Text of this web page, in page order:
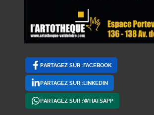
PARTAGEZ SUR :FACEBOOK
PARTAGEZ SUR :LINKEDIN
PARTAGEZ SUR :WHATSAPP